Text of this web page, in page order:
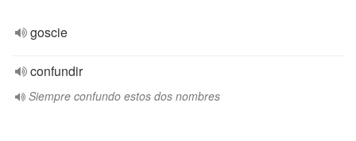
goscie
confundir
Siempre confundo estos dos nombres